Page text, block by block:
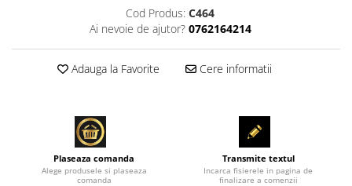
Cod Produs: C464
Ai nevoie de ajutor? 0762164214
Adauga la Favorite Cere informatii
Plaseaza comanda
Alege produsele si plaseaza
comanda
Transmite textul
Incarca fisierele in pagina de
finalizare a comenzii